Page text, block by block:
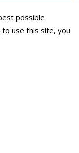
possible
use this site, you